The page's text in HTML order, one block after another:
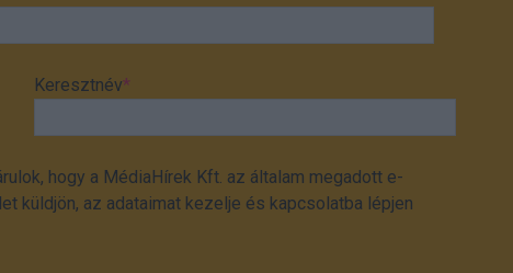
Keresztnév*
hogy a MédiaHírek Kft. az általam megadott e-
küldjön, az adataimat kezelje és kapcsolatba lépjen